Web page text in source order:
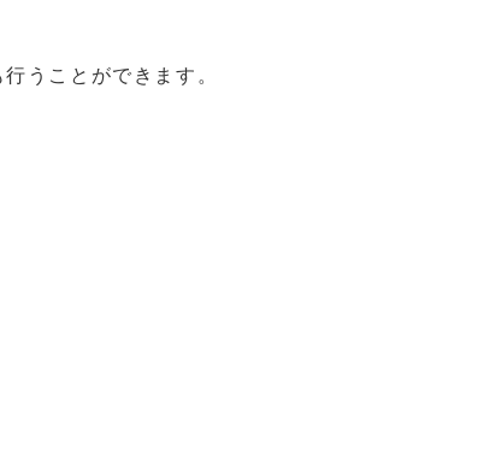
うことができます。